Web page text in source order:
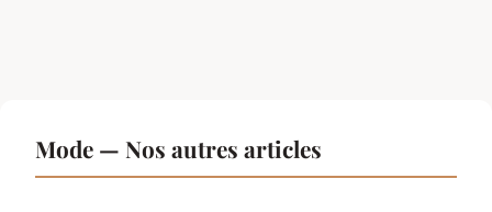
Mode — Nos autres articles